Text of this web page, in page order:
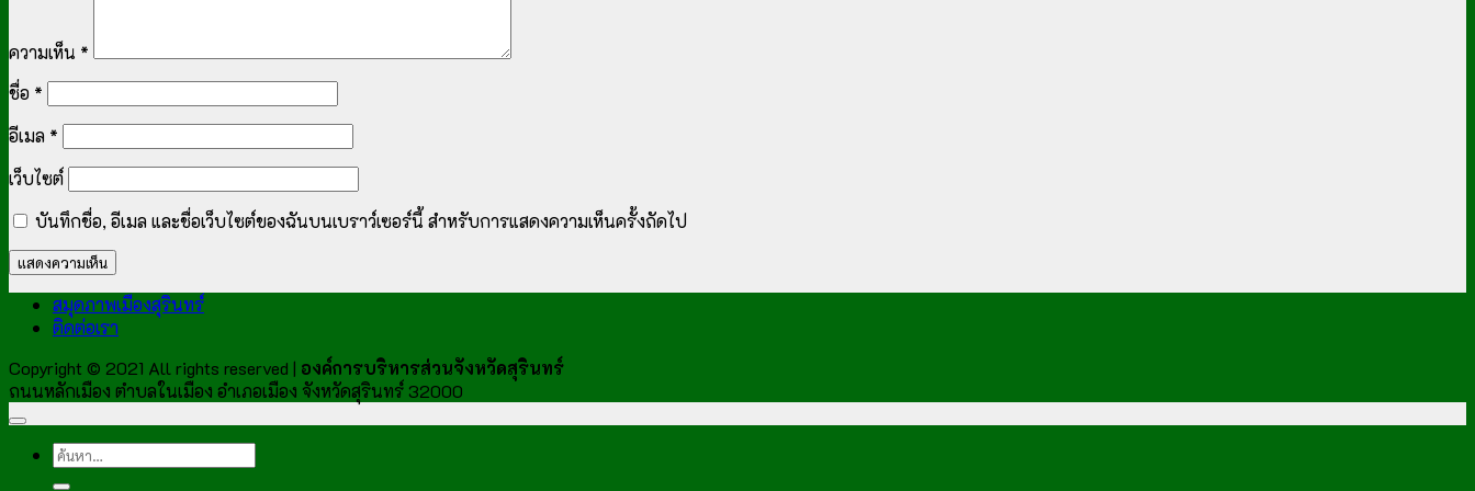
ความเห็น *
ชื่อ *
อีเมล *
เว็บไซต์
บันทึกชื่อ, อีเมล และชื่อเว็บไซต์ของฉันบนเบราว์เซอร์นี้ สำหรับการแสดงความเห็นครั้งถัดไป
สมุดภาพเมืองสุรินทร์
ติดต่อเรา
Copyright © 2021 All rights reserved | องค์การบริหารส่วนจังหวัดสุรินทร์
ถนนหลักเมือง ตำบลในเมือง อำเภอเมือง จังหวัดสุรินทร์ 32000